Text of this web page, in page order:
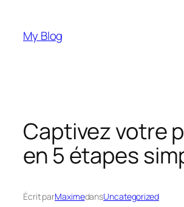
contenu
My Blog
Captivez votre
en 5 étapes
Écrit parMaximedansUncategorized